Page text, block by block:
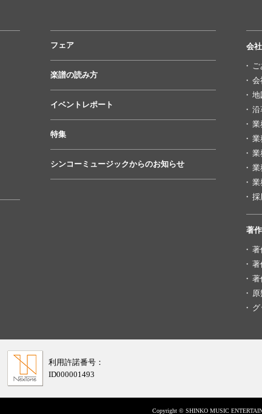
フェア
楽譜の読み方
イベントレポート
特集
シンコーミュージックからのお知らせ
会
ご
会
地
沿
業
業
業
業
業
採
著
著
著
著
利用許諾番号：
ID000001493
Copyright © SHINKO MUSIC